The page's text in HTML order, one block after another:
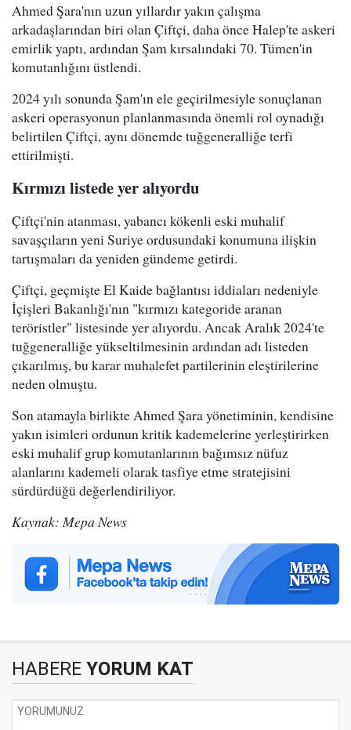
Ahmed Şara'nın uzun yıllardır yakın çalışma
arkadaşlarından biri olan Çiftçi, daha önce Halep'te askeri
emirlik yaptı, ardından Şam kırsalındaki 70. Tümen'in
komutanlığını üstlendi.
2024 yılı sonunda Şam'ın ele geçirilmesiyle sonuçlanan
askeri operasyonun planlanmasında önemli rol oynadığı
belirtilen Çiftçi, aynı dönemde tuğgeneralliğe terfi
ettirilmişti.
Kırmızı listede yer alıyordu
Çiftçi'nin atanması, yabancı kökenli eski muhalif
savaşçıların yeni Suriye ordusundaki konumuna ilişkin
tartışmaları da yeniden gündeme getirdi.
Çiftçi, geçmişte El Kaide bağlantısı iddiaları nedeniyle
İçişleri Bakanlığı'nın "kırmızı kategoride aranan
teröristler" listesinde yer alıyordu. Ancak Aralık 2024'te
tuğgeneralliğe yükseltilmesinin ardından adı listeden
çıkarılmış, bu karar muhalefet partilerinin eleştirilerine
neden olmuştu.
Son atamayla birlikte Ahmed Şara yönetiminin, kendisine
yakın isimleri ordunun kritik kademelerine yerleştirirken
eski muhalif grup komutanlarının bağımsız nüfuz
alanlarını kademeli olarak tasfiye etme stratejisini
sürdürdüğü değerlendiriliyor.
Kaynak: Mepa News
HABERE YORUM KAT